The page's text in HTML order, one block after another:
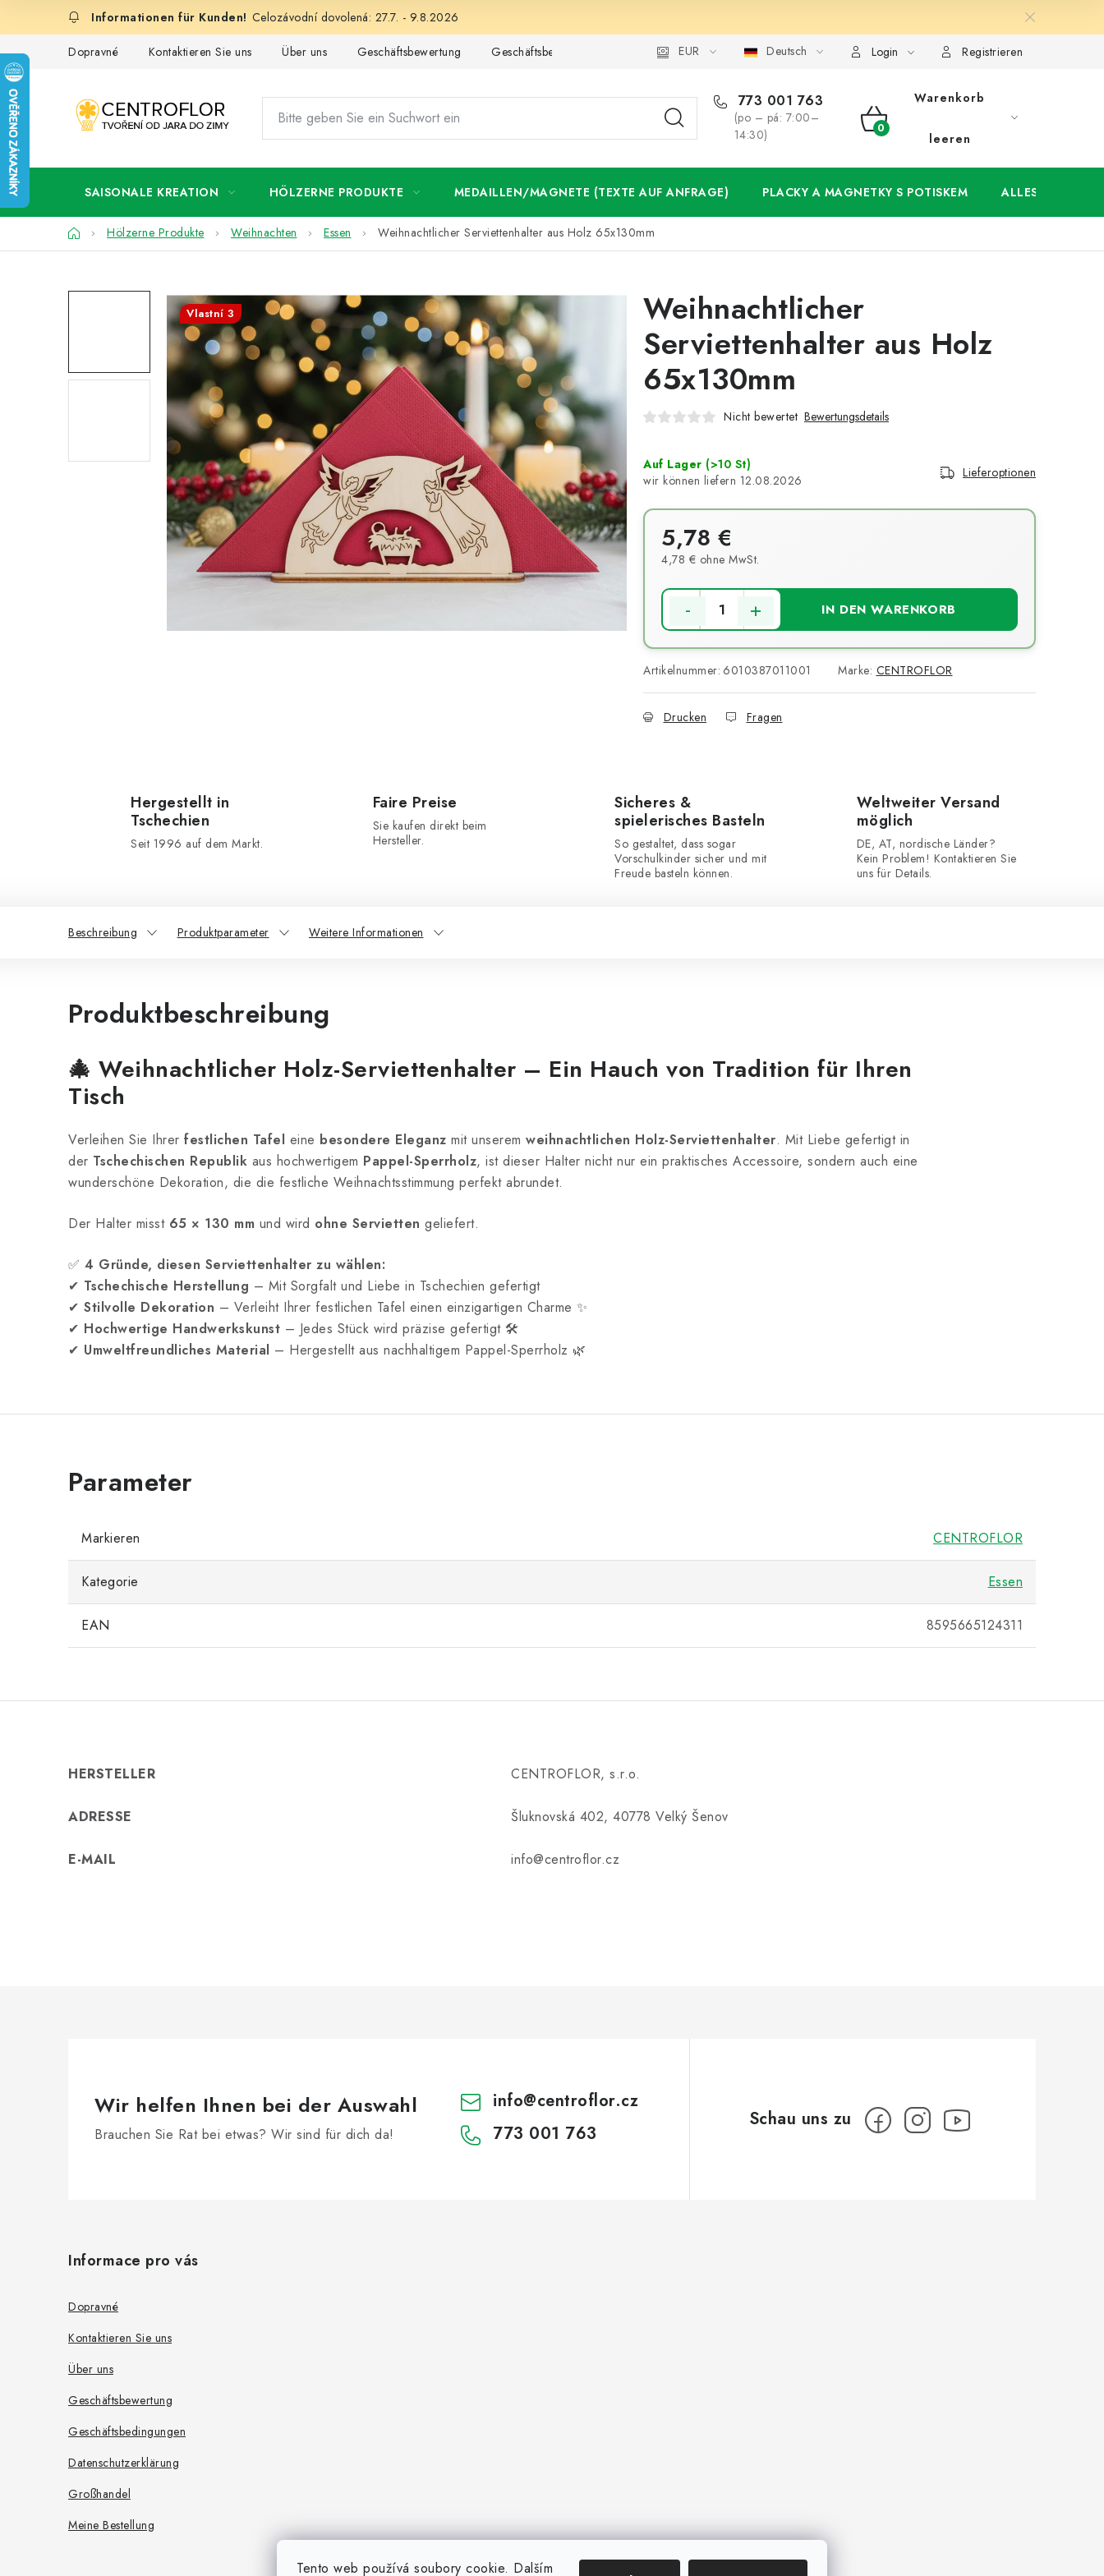
Tento web používá soubory cookie. Dalším
Celozávodní dovolená: 27.7. - 9.8.2026
Dopravné Kontaktieren Sie uns Über uns Geschäftsbewertung Geschäftsbedingungen Datenschutzerklärung Großhandel Meine Bestellung
EUR Deutsch Login Registrieren
773 001 763
(po – pá: 7:00–
14:30)
WARENKORB
Warenkorb
leeren
SAISONALE KREATION HÖLZERNE PRODUKTE MEDAILLEN/MAGNETE (TEXTE AUF ANFRAGE) PLACKY A MAGNETKY S POTISKEM ALLES FÜR DIE
StartseiteHölzerne Produkte Weihnachten Essen Weihnachtlicher Serviettenhalter aus Holz 65x130mm
Weihnachtlicher
Serviettenhalter aus Holz
65x130mm
Nicht bewertet Bewertungsdetails
Auf Lager (>10 St)
12.08.2026
Lieferoptionen
5,78 €
4,78 € ohne MwSt.
IN DEN WARENKORB
Artikelnummer: 6010387011001 Marke: CENTROFLOR
Drucken Fragen
Vlastní 3
Hergestellt in
Tschechien
Seit 1996 auf dem Markt.
Faire Preise
Sie kaufen direkt beim
Hersteller.
Sicheres &
spielerisches Basteln
So gestaltet, dass sogar
Vorschulkinder sicher und mit
Freude basteln können.
Weltweiter Versand
möglich
DE, AT, nordische Länder?
Kein Problem! Kontaktieren Sie
uns für Details.
Beschreibung Produktparameter Weitere Informationen
Produktbeschreibung
🎄 Weihnachtlicher Holz-Serviettenhalter – Ein Hauch von Tradition für Ihren
Tisch
Verleihen Sie Ihrer festlichen Tafel eine besondere Eleganz mit unserem weihnachtlichen Holz-Serviettenhalter. Mit Liebe gefertigt in
der Tschechischen Republik aus hochwertigem Pappel-Sperrholz, ist dieser Halter nicht nur ein praktisches Accessoire, sondern auch eine
wunderschöne Dekoration, die die festliche Weihnachtsstimmung perfekt abrundet.
Der Halter misst 65 × 130 mm und wird ohne Servietten geliefert.
✅ 4 Gründe, diesen Serviettenhalter zu wählen:
✔ Tschechische Herstellung – Mit Sorgfalt und Liebe in Tschechien gefertigt
✔ Stilvolle Dekoration – Verleiht Ihrer festlichen Tafel einen einzigartigen Charme ✨
✔ Hochwertige Handwerkskunst – Jedes Stück wird präzise gefertigt 🛠️
✔ Umweltfreundliches Material – Hergestellt aus nachhaltigem Pappel-Sperrholz 🌿
Markieren CENTROFLOR
Kategorie Essen
EAN 8595665124311
HERSTELLER CENTROFLOR, s.r.o.
ADRESSE Šluknovská 402, 40778 Velký Šenov
E-MAIL info@centroflor.cz
Wir helfen Ihnen bei der Auswahl
Brauchen Sie Rat bei etwas? Wir sind für dich da!
info@centroflor.cz
773 001 763
Informace pro vás
Dopravné
Kontaktieren Sie uns
Über uns
Geschäftsbewertung
Geschäftsbedingungen
Datenschutzerklärung
Großhandel
Meine Bestellung